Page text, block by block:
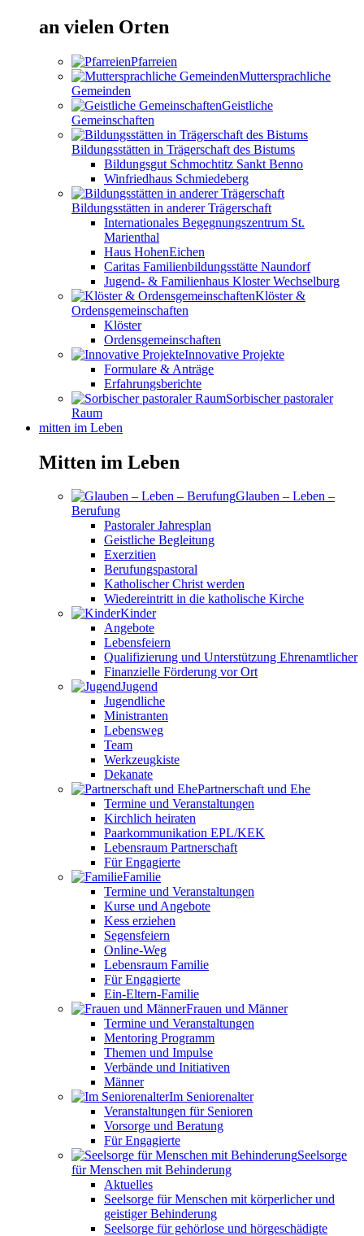
an vielen Orten
Pfarreien
Muttersprachliche
Gemeinden
Geistliche
Gemeinschaften
Bildungsstätten in Trägerschaft des Bistums
Bildungsgut Schmochtitz Sankt Benno
Winfriedhaus Schmiedeberg
Bildungsstätten in anderer Trägerschaft
Internationales Begegnungszentrum St.
Marienthal
Haus HohenEichen
Caritas Familienbildungsstätte Naundorf
Jugend- & Familienhaus Kloster Wechselburg
Klöster &
Ordensgemeinschaften
Klöster
Ordensgemeinschaften
Innovative Projekte
Formulare & Anträge
Erfahrungsberichte
Sorbischer pastoraler
Raum
mitten im Leben
Mitten im Leben
Glauben – Leben –
Berufung
Pastoraler Jahresplan
Geistliche Begleitung
Exerzitien
Berufungspastoral
Katholischer Christ werden
Wiedereintritt in die katholische Kirche
Kinder
Angebote
Lebensfeiern
Qualifizierung und Unterstützung Ehrenamtlicher
Finanzielle Förderung vor Ort
Jugend
Jugendliche
Ministranten
Lebensweg
Team
Werkzeugkiste
Dekanate
Partnerschaft und Ehe
Termine und Veranstaltungen
Kirchlich heiraten
Paarkommunikation EPL/KEK
Lebensraum Partnerschaft
Für Engagierte
Familie
Termine und Veranstaltungen
Kurse und Angebote
Kess erziehen
Segensfeiern
Online-Weg
Lebensraum Familie
Für Engagierte
Ein-Eltern-Familie
Frauen und Männer
Termine und Veranstaltungen
Mentoring Programm
Themen und Impulse
Verbände und Initiativen
Männer
Im Seniorenalter
Veranstaltungen für Senioren
Vorsorge und Beratung
Für Engagierte
Seelsorge
für Menschen mit Behinderung
Aktuelles
Seelsorge für Menschen mit körperlicher und
geistiger Behinderung
Seelsorge für gehörlose und hörgeschädigte